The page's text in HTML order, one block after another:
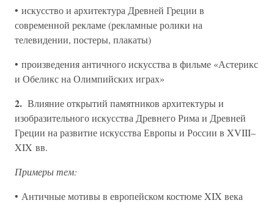
• искусство и архитектура Древней Греции в
современной рекламе (рекламные ролики на
телевидении, постеры, плакаты)
• произведения античного искусства в фильме «Астерикс
и Обеликс на Олимпийских играх»
2. Влияние открытий памятников архитектуры и
изобразительного искусства Древнего Рима и Древней
Греции на развитие искусства Европы и России в XVIII–
XIX вв.
Примеры тем:
• Античные мотивы в европейском костюме XIX века